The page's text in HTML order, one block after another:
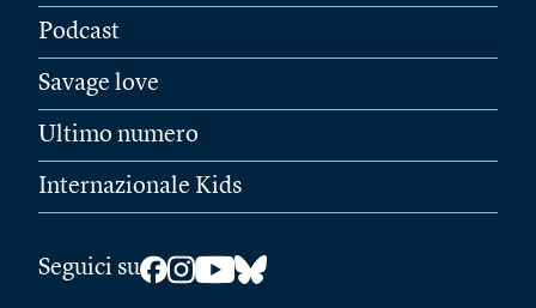
Podcast
Savage love
Ultimo numero
Internazionale Kids
Seguici su